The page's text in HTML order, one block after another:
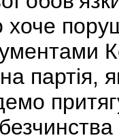
хоче
партія,